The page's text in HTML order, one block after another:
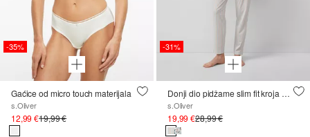
-35%
Gaćice od micro touch materijala
s.Oliver
12,99 €19,99 €
-31%
Donji dio pidžame slim fit kroja s printom po čitavoj površini
s.Oliver
19,99 €28,99 €